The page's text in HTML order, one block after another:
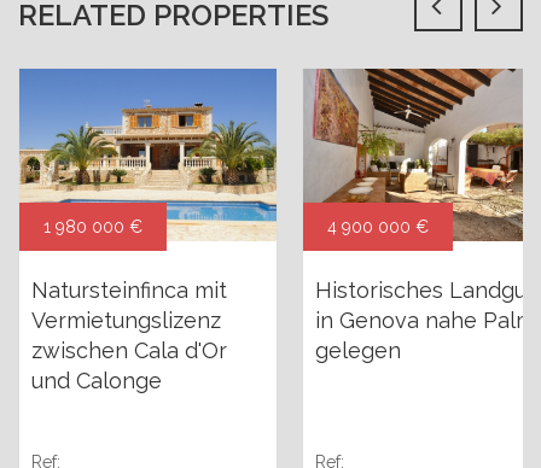
RELATED PROPERTIES
1 980 000 €
Natursteinfinca mit
Vermietungslizenz
zwischen Cala d'Or
und Calonge
Ref:
4 900 000 €
Historisches Landgut
in Genova nahe
gelegen
Ref: